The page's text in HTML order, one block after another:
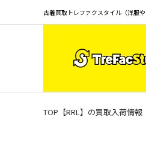
古着買取トレファクスタイル（洋服
TOP 【RRL】の買取入荷情報